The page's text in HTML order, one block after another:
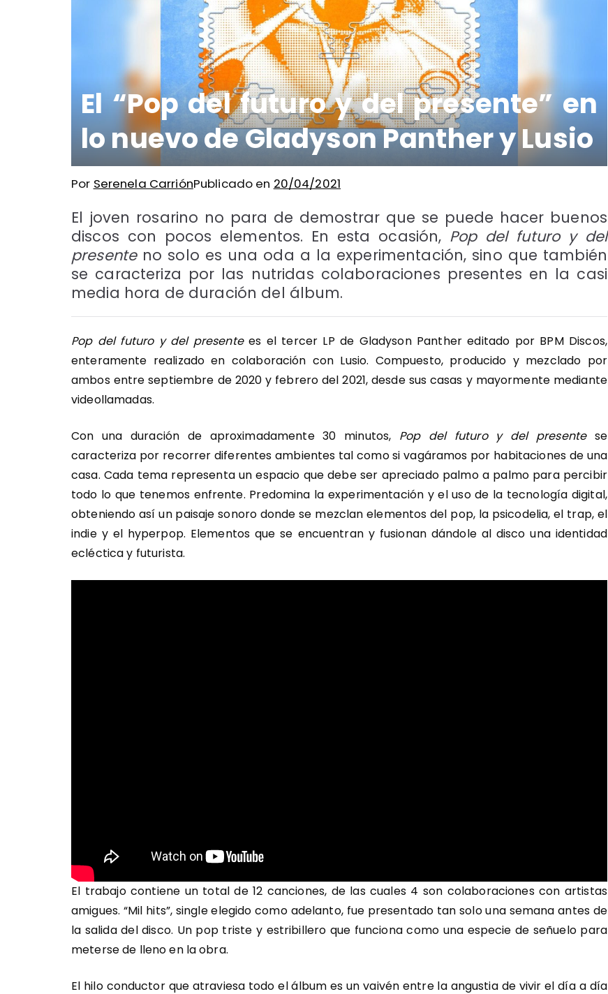
El “Pop del futuro y del presente” en
lo nuevo de Gladyson Panther y Lusio
Por Serenela CarriónPublicado en 20/04/2021
El joven rosarino no para de demostrar que se puede hacer buenos
discos con pocos elementos. En esta ocasión, Pop del futuro y del
presenteno solo es una oda a la experimentación, sino que también
se caracteriza por las nutridas colaboraciones presentes en la casi
media hora de duración del álbum.
Pop del futuro y del presentees el tercer LP de Gladyson Panther editado por BPM Discos,
enteramente realizado en colaboración con Lusio. Compuesto, producido y mezclado por
ambos entre septiembre de 2020 y febrero del 2021, desde sus casas y mayormente mediante
videollamadas.
Con una duración de aproximadamente 30 minutos, Pop del futuro y del presente se
caracteriza por recorrer diferentes ambientes tal como si vagáramos por habitaciones de una
casa. Cada tema representa un espacio que debe ser apreciado palmo a palmo para percibir
todo lo que tenemos enfrente. Predomina la experimentación y el uso de la tecnología digital,
obteniendo así un paisaje sonoro donde se mezclan elementos del pop, la psicodelia, el trap, el
indie y el hyperpop. Elementos que se encuentran y fusionan dándole al disco una identidad
ecléctica y futurista.
El trabajo contiene un total de 12 canciones, de las cuales 4 son colaboraciones con artistas
amigues. “Mil hits”, single elegido como adelanto, fue presentado tan solo una semana antes de
la salida del disco. Un pop triste y estribillero que funciona como una especie de señuelo para
meterse de lleno en la obra.
El hilo conductor que atraviesa todo el álbum es un vaivén entre la angustia de vivir el día a día